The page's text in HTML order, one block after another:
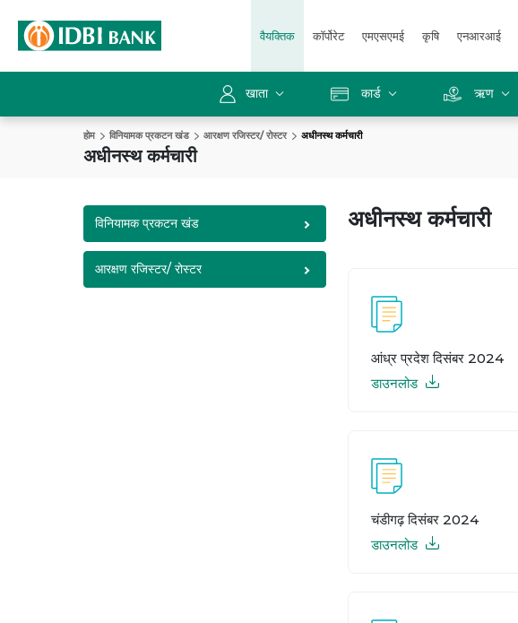
वैयक्तिक कॉर्पोरेट एमएसएमई कृषि एनआरआई
खाता कार्ड ऋण
होम विनियामक प्रकटन खंड आरक्षण रजिस्टर/ रोस्टर अधीनस्थ कर्मचारी
अधीनस्थ कर्मचारी
विनियामक प्रकटन खंड
आरक्षण रजिस्टर/ रोस्टर
अधीनस्थ कर्मचारी
आंध्र प्रदेश दिसंबर 2024
डाउनलोड
चंडीगढ़ दिसंबर 2024
डाउनलोड